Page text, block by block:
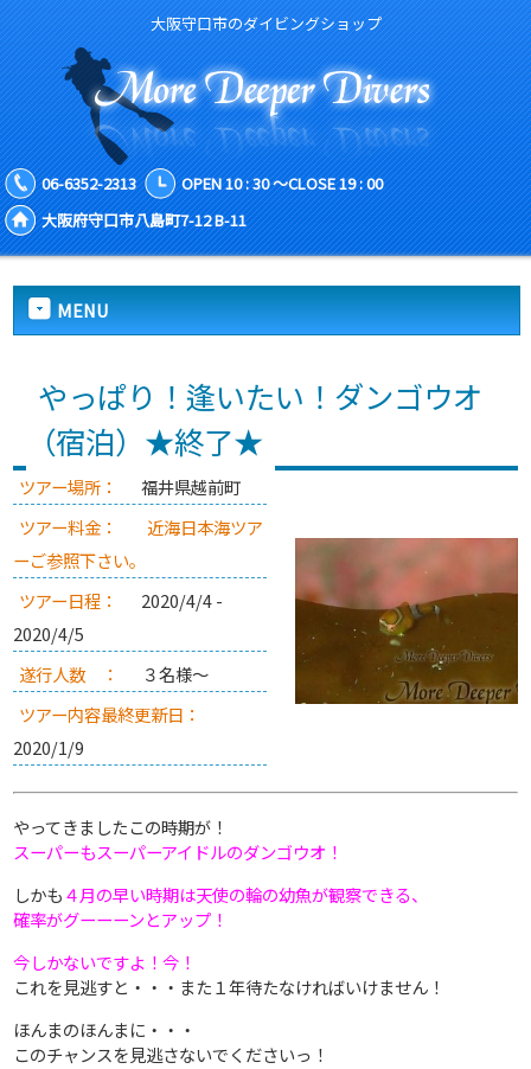
大阪守口市のダイビングショップ
06-6352-2313
OPEN 10 : 30 ～CLOSE 19 : 00
大阪府守口市八島町7-12 B-11
MENU
やっぱり！逢いたい！ダンゴウオ
（宿泊）★終了★
ツアー場所：
福井県越前町
ツアー料金：
近海日本海ツア
ーご参照下さい。
ツアー日程：
2020/4/4 -
2020/4/5
遂行人数 ：
３名様～
ツアー内容最終更新日：
2020/1/9
やってきましたこの時期が！
スーパーもスーパーアイドルのダンゴウオ！
しかも４月の早い時期は天使の輪の幼魚が観察できる、
確率がグーーーンとアップ！
今しかないですよ！今！
これを見逃すと・・・また１年待たなければいけません！
ほんまのほんまに・・・
このチャンスを見逃さないでくださいっ！